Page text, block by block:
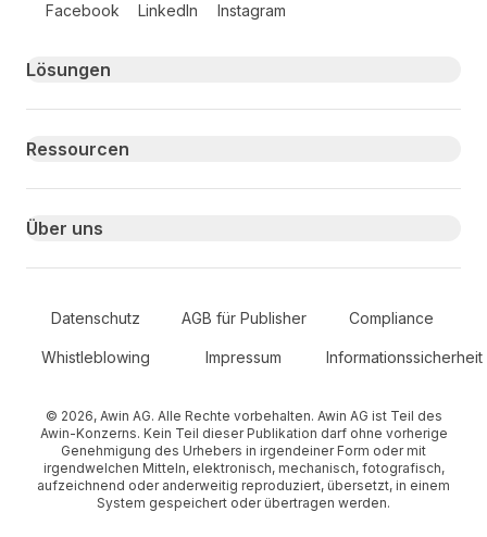
Facebook LinkedIn Instagram
Primary footer navigation
Lösungen
Ressourcen
Über uns
Secondary Footer Navigation
Datenschutz AGB für Publisher Compliance
Whistleblowing Impressum Informationssicherheit
© 2026, Awin AG. Alle Rechte vorbehalten. Awin AG ist Teil des
Awin-Konzerns. Kein Teil dieser Publikation darf ohne vorherige
Genehmigung des Urhebers in irgendeiner Form oder mit
irgendwelchen Mitteln, elektronisch, mechanisch, fotografisch,
aufzeichnend oder anderweitig reproduziert, übersetzt, in einem
System gespeichert oder übertragen werden.